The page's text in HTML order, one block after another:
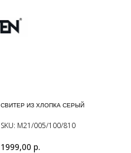
СВИТЕР ИЗ ХЛОПКА СЕРЫЙ
SKU: М21/005/100/810
1999,00 р.